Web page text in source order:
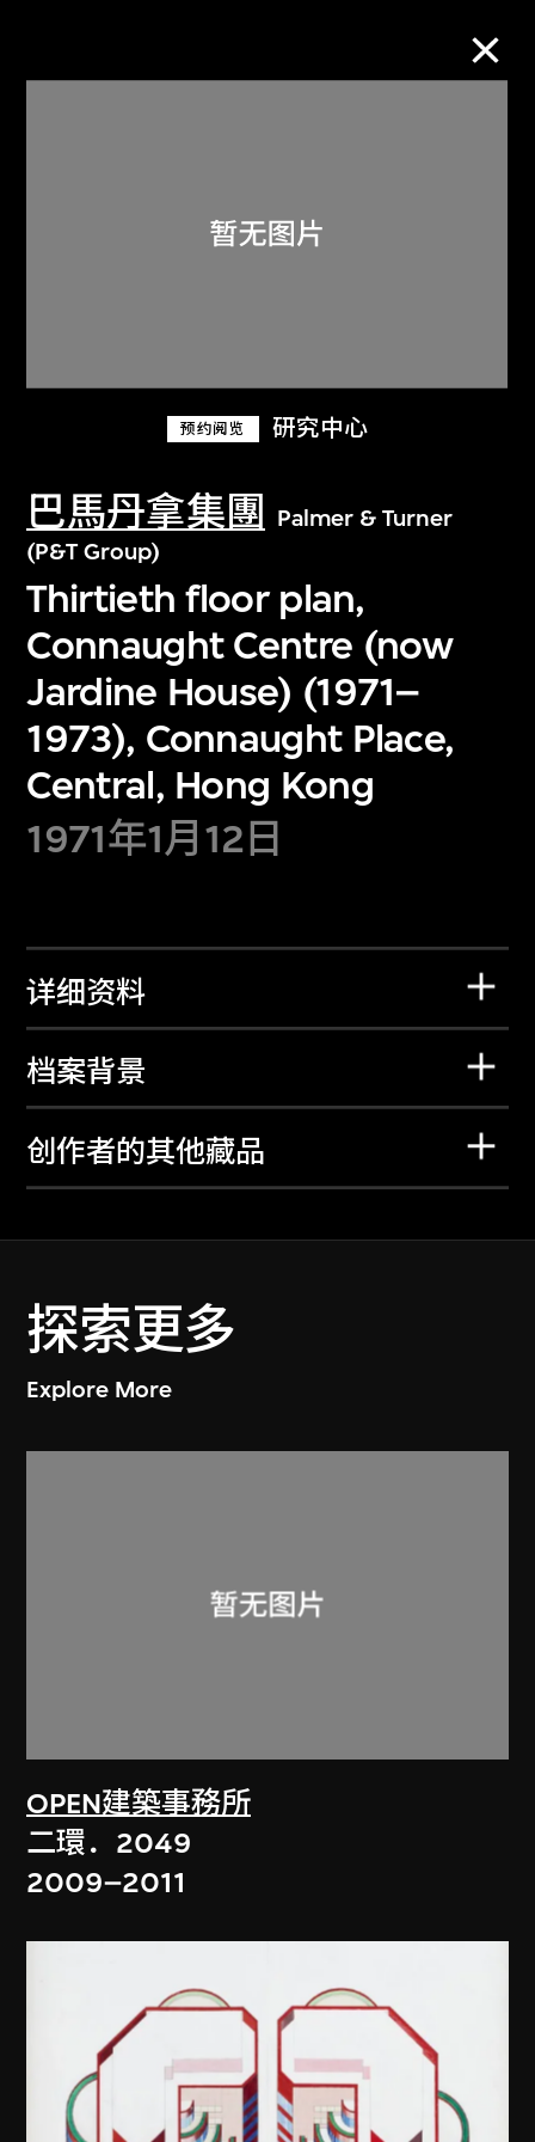
预约阅览 研究中心
巴馬丹拿集團
Palmer & Turner
(P&T Group)
Thirtieth floor plan,
Connaught Centre (now
Jardine House) (1971–
1973), Connaught Place,
Central, Hong Kong
1971年1月12日
详细资料
档案背景
创作者的其他藏品
探索更多
Explore More
OPEN建築事務所
二環．2049
2009–2011
关于M+藏品
探索世界顶级的二十及二十一世纪视觉
文化藏品。